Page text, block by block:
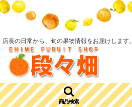
店長の日常から、旬の果物情報をお届けします。
商品検索